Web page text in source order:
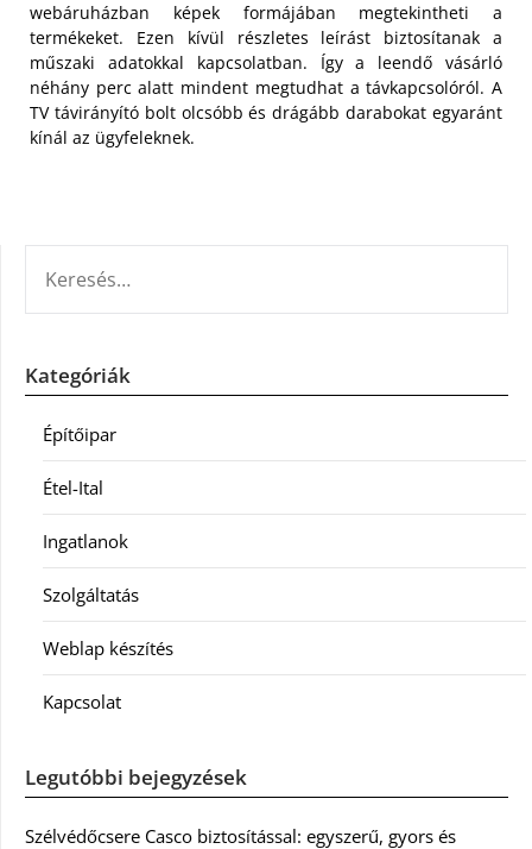
webáruházban képek formájában megtekintheti a
termékeket. Ezen kívül részletes leírást biztosítanak a
műszaki adatokkal kapcsolatban. Így a leendő vásárló
néhány perc alatt mindent megtudhat a távkapcsolóról. A
TV távirányító bolt olcsóbb és drágább darabokat egyaránt
kínál az ügyfeleknek.
Kategóriák
Építőipar
Étel-Ital
Ingatlanok
Szolgáltatás
Weblap készítés
Kapcsolat
Legutóbbi bejegyzések
Szélvédőcsere Casco biztosítással: egyszerű, gyors és